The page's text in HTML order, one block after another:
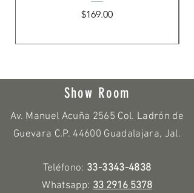
Precio
$169.00
Show Room
Av. Manuel Acuña 2565 Col. Ladrón de
Guevara C.P. 44600 Guadalajara, Jal.
Teléfono: 33-3343-4838
Whatsapp:33 2916 5378